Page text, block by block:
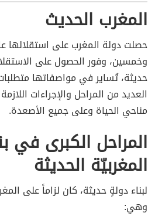
المغرب الحديث
حصلت دولة المغرب على
وخمسين، وفور الحصول على
حديثة، تُساير في مواصفاتها
العديد من المراحل والإجراءات
مناحي الحياة وعلى جميع الأصعدة.
المراحل الكبرى في
المغربيّة الحديثة
لبناء دولةٍ حديثة، كان لزاماً على
وهي: